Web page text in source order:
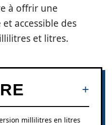
à offrir une
accessible des
et litres.
millilitres en litres